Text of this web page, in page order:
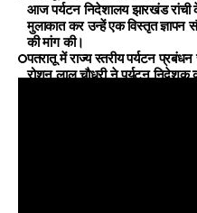
आज पर्यटन निदेशालय झारखंड
मुलाकात कर उन्हें एक विस्तृत ज्ञापन
की मांग की।
पतरातू में राज्य स्तरीय पर्यटन
रोशन लाल चौधरी ने पर्यटन निदेशक